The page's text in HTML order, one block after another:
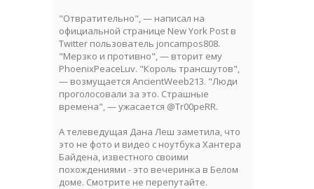
"Отвратительно", — написал на
официальной странице New York Post в
Twitter пользователь joncampos808.
"Мерзко и противно", — вторит ему
PhoenixPeaceLuv. "Король трансшутов",
— возмущается AncientWeeb213. "Люди
проголосовали за это. Страшные
времена", — ужасается @Tr00peRR.
А телеведущая Дана Леш заметила, что
это не фото и видео с ноутбука Хантера
Байдена, известного своими
похождениями - это вечеринка в Белом
доме. Смотрите не перепутайте.